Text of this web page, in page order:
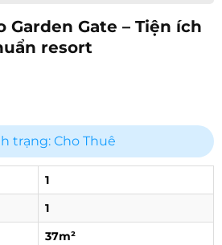
Gate – Tiện ích
resort
trạng: Cho Thuê
1
1
37m²